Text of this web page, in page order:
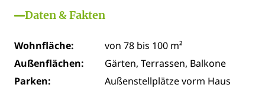
Daten & Fakten
Wohnfläche:
von 78 bis 100 m²
Außenflächen:
Gärten, Terrassen, Balkone
Parken:
Außenstellplätze vorm Haus